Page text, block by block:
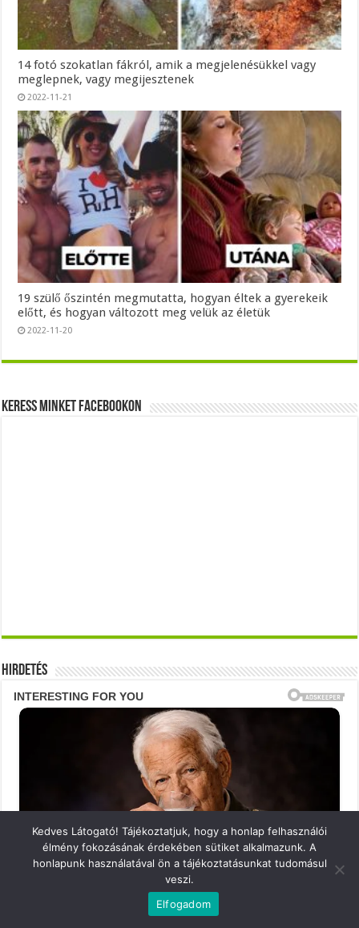
14 fotó szokatlan fákról, amik a megjelenésükkel vagy
meglepnek, vagy megijesztenek
2022-11-21
19 szülő őszintén megmutatta, hogyan éltek a gyerekeik
előtt, és hogyan változott meg velük az életük
2022-11-20
Keress minket Facebookon
Hirdetés
Kedves Látogató! Tájékoztatjuk, hogy a honlap felhasználói
élmény fokozásának érdekében sütiket alkalmazunk. A
honlapunk használatával ön a tájékoztatásunkat tudomásul
veszi.
Elfogadom